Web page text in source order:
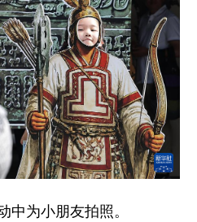
海南 重庆
云南 西藏
青海 宁夏
黑龙江
为小朋友拍照。